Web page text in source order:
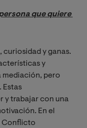
que quiere
curiosidad y ganas.
y
mediación, pero
Estas
y trabajar con una
En el
Conflicto